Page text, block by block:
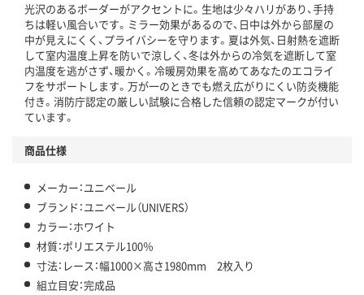
光沢のあるボーダーがアクセントに。生地は少々ハリがあり、手持
ちは軽い風合いです。ミラー効果があるので、日中は外から部屋の
中が見えにくく、プライバシーを守ります。夏は外気、日射熱を遮断
して室内温度上昇を防いで涼しく、冬は外からの冷気を遮断して室
内温度を逃がさず、暖かく。冷暖房効果を高めてあなたのエコライ
フをサポートします。万が一のときでも燃え広がりにくい防炎機能
付き。消防庁認定の厳しい試験に合格した信頼の認定マークが付い
ています。
商品仕様
メーカー：ユニベール
ブランド：ユニベール（UNIVERS）
カラー：ホワイト
材質：ポリエステル100％
寸法：レース：幅1000×高さ1980mm 2枚入り
組立目安：完成品